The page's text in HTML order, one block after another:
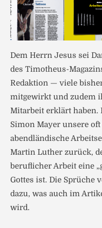
Dem Herrn Jesus sei
des Timotheus-
Redaktion — viele
mitgewirkt und zudem
Mitarbeit erklärt
Simon Mayer unsere
abendländische
Martin Luther zurück,
beruflicher Arbeit eine
Gottes ist. Die Sprüche
dazu, was auch im
wird.